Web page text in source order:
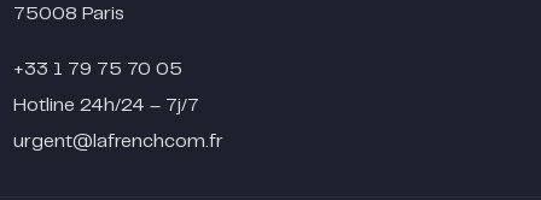
75008 Paris
+33 1 79 75 70 05
Hotline 24h/24 – 7j/7
urgent@lafrenchcom.fr